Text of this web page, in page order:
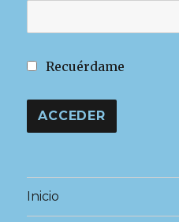
Recuérdame
Inicio